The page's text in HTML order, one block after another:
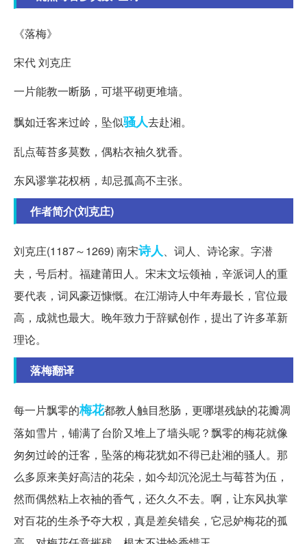
《落梅》
宋代 刘克庄
一片能教一断肠，可堪平砌更堆墙。
飘如迁客来过岭，坠似骚人去赴湘。
乱点莓苔多莫数，偶粘衣袖久犹香。
东风谬掌花权柄，却忌孤高不主张。
作者简介(刘克庄)
刘克庄(1187～1269) 南宋诗人、词人、诗论家。字潜
夫，号后村。福建莆田人。宋末文坛领袖，辛派词人的重
要代表，词风豪迈慷慨。在江湖诗人中年寿最长，官位最
高，成就也最大。晚年致力于辞赋创作，提出了许多革新
理论。
落梅翻译
每一片飘零的梅花都教人触目愁肠，更哪堪残缺的花瓣凋
落如雪片，铺满了台阶又堆上了墙头呢？飘零的梅花就像
匆匆过岭的迁客，坠落的梅花犹如不得已赴湘的骚人。那
么多原来美好高洁的花朵，如今却沉沦泥土与莓苔为伍，
然而偶然粘上衣袖的香气，还久久不去。啊，让东风执掌
对百花的生杀予夺大权，真是差矣错矣，它忌妒梅花的孤